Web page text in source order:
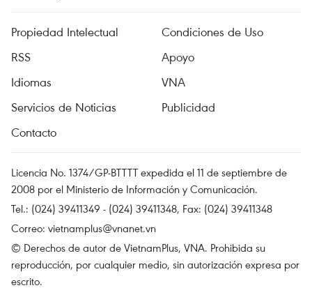
Propiedad Intelectual
Condiciones de Uso
RSS
Apoyo
Idiomas
VNA
Servicios de Noticias
Publicidad
Contacto
Licencia No. 1374/GP-BTTTT expedida el 11 de septiembre de
2008 por el Ministerio de Información y Comunicación.
Tel.: (024) 39411349 - (024) 39411348, Fax: (024) 39411348
Correo: vietnamplus@vnanet.vn
© Derechos de autor de VietnamPlus, VNA. Prohibida su
reproducción, por cualquier medio, sin autorización expresa por
escrito.